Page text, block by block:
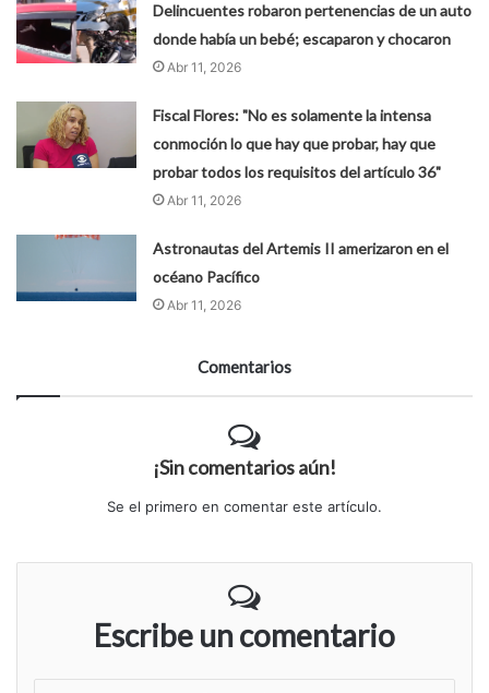
Delincuentes robaron pertenencias de un auto
donde había un bebé; escaparon y chocaron
Abr 11, 2026
Fiscal Flores: "No es solamente la intensa
conmoción lo que hay que probar, hay que
probar todos los requisitos del artículo 36"
Abr 11, 2026
Astronautas del Artemis II amerizaron en el
océano Pacífico
Abr 11, 2026
Comentarios
¡Sin comentarios aún!
Se el primero en comentar este artículo.
Escribe un comentario